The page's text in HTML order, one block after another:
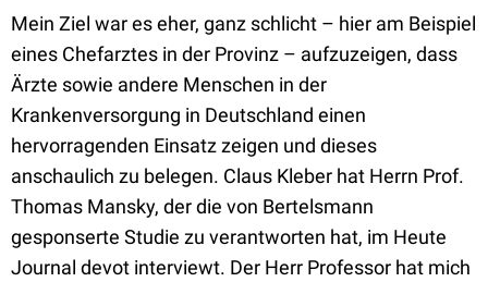
Mein Ziel war es eher, ganz schlicht – hier am Beispiel
eines Chefarztes in der Provinz – aufzuzeigen, dass
Ärzte sowie andere Menschen in der
Krankenversorgung in Deutschland einen
hervorragenden Einsatz zeigen und dieses
anschaulich zu belegen. Claus Kleber hat Herrn Prof.
Thomas Mansky, der die von Bertelsmann
gesponserte Studie zu verantworten hat, im Heute
Journal devot interviewt. Der Herr Professor hat mich